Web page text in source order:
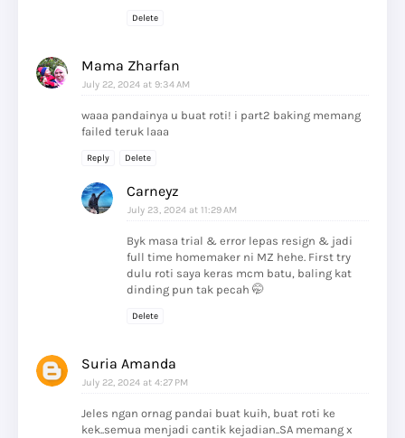
Delete
Mama Zharfan
July 22, 2024 at 9:34 AM
waaa pandainya u buat roti! i part2 baking memang
failed teruk laaa
Reply Delete
Carneyz
July 23, 2024 at 11:29 AM
Byk masa trial & error lepas resign & jadi
full time homemaker ni MZ hehe. First try
dulu roti saya keras mcm batu, baling kat
dinding pun tak pecah 🤭
Delete
Suria Amanda
July 22, 2024 at 4:27 PM
Jeles ngan ornag pandai buat kuih, buat roti ke
kek..semua menjadi cantik kejadian..SA memang x